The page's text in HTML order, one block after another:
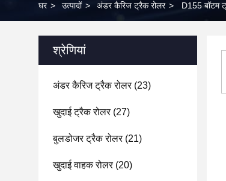
घर > उत्पादों > अंडर कैरिज ट्रैक रोलर > D155 बॉटम
श्रेणियां
अंडर कैरिज ट्रैक रोलर(23)
खुदाई ट्रैक रोलर(27)
बुलडोजर ट्रैक रोलर(21)
खुदाई वाहक रोलर(20)